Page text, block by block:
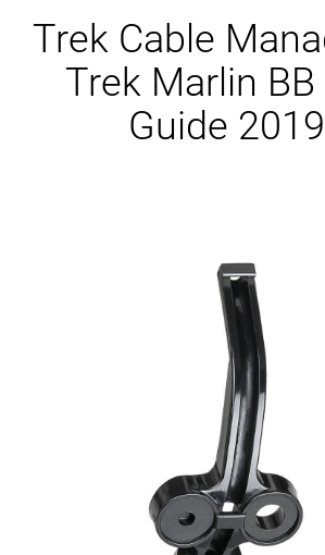
Trek Cable
Trek Marlin BB
Guide